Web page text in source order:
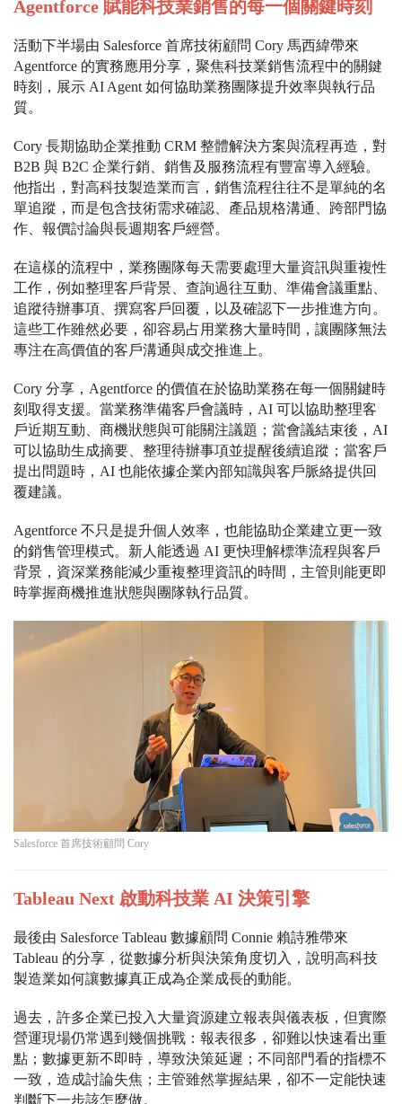
Agentforce 賦能科技業銷售的每一個關鍵時刻
活動下半場由 Salesforce 首席技術顧問 Cory 馬西緯帶來
Agentforce 的實務應用分享，聚焦科技業銷售流程中的關鍵
時刻，展示 AI Agent 如何協助業務團隊提升效率與執行品
質。
Cory 長期協助企業推動 CRM 整體解決方案與流程再造，對
B2B 與 B2C 企業行銷、銷售及服務流程有豐富導入經驗。
他指出，對高科技製造業而言，銷售流程往往不是單純的名
單追蹤，而是包含技術需求確認、產品規格溝通、跨部門協
作、報價討論與長週期客戶經營。
在這樣的流程中，業務團隊每天需要處理大量資訊與重複性
工作，例如整理客戶背景、查詢過往互動、準備會議重點、
追蹤待辦事項、撰寫客戶回覆，以及確認下一步推進方向。
這些工作雖然必要，卻容易占用業務大量時間，讓團隊無法
專注在高價值的客戶溝通與成交推進上。
Cory 分享，Agentforce 的價值在於協助業務在每一個關鍵時
刻取得支援。當業務準備客戶會議時，AI 可以協助整理客
戶近期互動、商機狀態與可能關注議題；當會議結束後，AI
可以協助生成摘要、整理待辦事項並提醒後續追蹤；當客戶
提出問題時，AI 也能依據企業內部知識與客戶脈絡提供回
覆建議。
Agentforce 不只是提升個人效率，也能協助企業建立更一致
的銷售管理模式。新人能透過 AI 更快理解標準流程與客戶
背景，資深業務能減少重複整理資訊的時間，主管則能更即
時掌握商機推進狀態與團隊執行品質。
Salesforce 首席技術顧問 Cory
Tableau Next 啟動科技業 AI 決策引擎
最後由 Salesforce Tableau 數據顧問 Connie 賴詩雅帶來
Tableau 的分享，從數據分析與決策角度切入，說明高科技
製造業如何讓數據真正成為企業成長的動能。
過去，許多企業已投入大量資源建立報表與儀表板，但實際
營運現場仍常遇到幾個挑戰：報表很多，卻難以快速看出重
點；數據更新不即時，導致決策延遲；不同部門看的指標不
一致，造成討論失焦；主管雖然掌握結果，卻不一定能快速
判斷下一步該怎麼做。